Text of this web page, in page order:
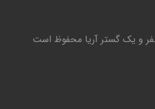
و یک گستر آریا محفوظ است